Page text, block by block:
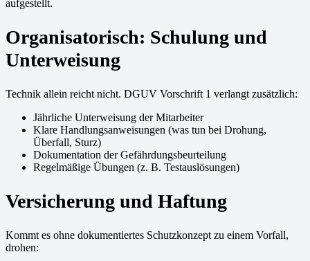
aufgestellt.
Organisatorisch: Schulung und
Unterweisung
Technik allein reicht nicht. DGUV Vorschrift 1 verlangt zusätzlich:
Jährliche Unterweisung der Mitarbeiter
Klare Handlungsanweisungen (was tun bei Drohung,
Überfall, Sturz)
Dokumentation der Gefährdungsbeurteilung
Regelmäßige Übungen (z. B. Testauslösungen)
Versicherung und Haftung
Kommt es ohne dokumentiertes Schutzkonzept zu einem Vorfall,
drohen: